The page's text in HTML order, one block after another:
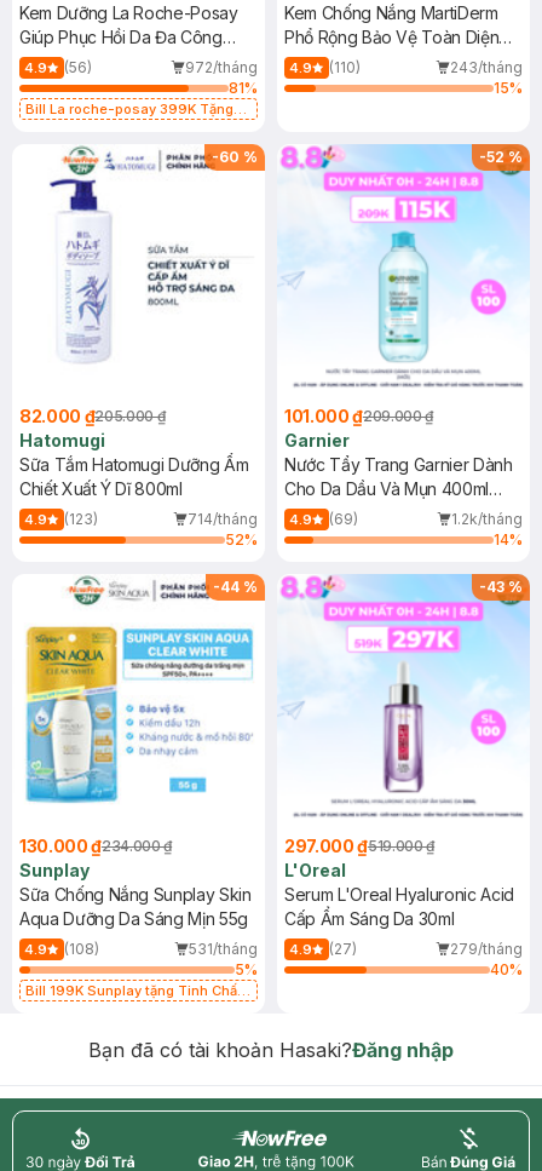
Kem Dưỡng La Roche-Posay
Giúp Phục Hồi Da Đa Công
Dụng 40ml
4.9 (56)
972/tháng
81%
Bill La roche-posay 399K Tặng
(SL có hạn)
Kem Chống Nắng MartiDerm
Phổ Rộng Bảo Vệ Toàn Diện
40ml
4.9 (110)
243/tháng
15%
-60 %
82.000 ₫205.000 ₫
Hatomugi
Sữa Tắm Hatomugi Dưỡng Ẩm
Chiết Xuất Ý Dĩ 800ml
4.9 (123)
714/tháng
52%
-52%
101.000 ₫209.000 ₫
Garnier
Nước Tẩy Trang Garnier Dành
Cho Da Dầu Và Mụn 400ml
(Mới)
4.9 (69)
1.2k/tháng
14%
-44 %
130.000 ₫234.000 ₫
Sunplay
Sữa Chống Nắng Sunplay Skin
Aqua Dưỡng Da Sáng Mịn 55g
4.9 (108)
531/tháng
5%
Bill 199K Sunplay tặng Tinh Chất
-43%
297.000 ₫519.000 ₫
L'Oreal
Serum L'Oreal Hyaluronic Acid
Cấp Ẩm Sáng Da 30ml
4.9 (27)
279/tháng
40%
Bạn đã có tài khoản Hasaki?Đăng nhập